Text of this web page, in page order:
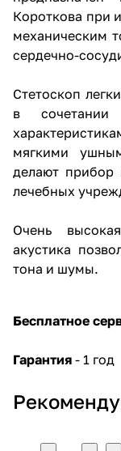
Короткова при
механическим
сердечно-
Стетоскоп
в сочетании
мягкими
делают прибор
лечебных
Очень
акустика
тона и шумы.
Бесплатное
Гарантия - 1 год